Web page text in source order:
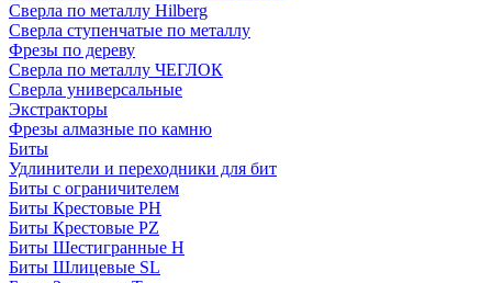
Сверла по металлу Hilberg
Сверла ступенчатые по металлу
Фрезы по дереву
Сверла по металлу ЧЕГЛОК
Сверла универсальные
Экстракторы
Фрезы алмазные по камню
Биты
Удлинители и переходники для бит
Биты с ограничителем
Биты Крестовые PH
Биты Крестовые PZ
Биты Шестигранные H
Биты Шлицевые SL